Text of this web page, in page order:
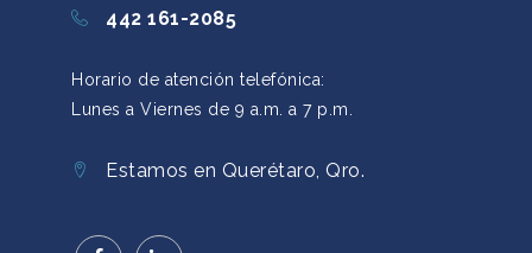
442 161-2085
Horario de atención telefónica:
Lunes a Viernes de 9 a.m. a 7 p.m.
Estamos en Querétaro, Qro.